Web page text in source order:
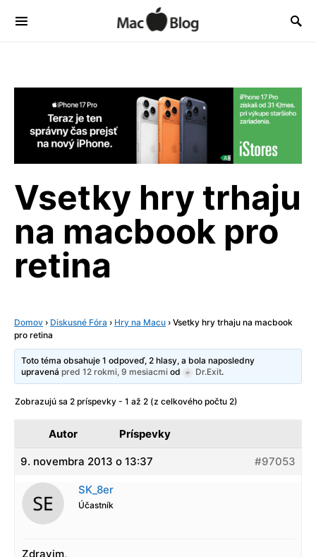
Vsetky hry trhaju
na macbook pro
retina
Domov › Diskusné Fóra › Hry na Macu › Vsetky hry trhaju na macbook
pro retina
Toto téma obsahuje 1 odpoveď, 2 hlasy, a bola naposledny
upravenápred 12 rokmi, 9 mesiacmi od Dr.Exit.
Zobrazujú sa 2 príspevky - 1 až 2 (z celkového počtu 2)
Autor Príspevky
9. novembra 2013 o 13:37 #97053
SK_8er
Účastník
Zdravim,